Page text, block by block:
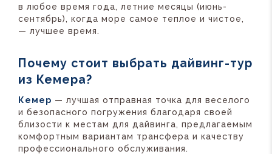
в любое время года, летние месяцы (июнь-
сентябрь), когда море самое теплое и чистое,
— лучшее время.
Почему стоит выбрать дайвинг-тур
из Кемера?
Кемер — лучшая отправная точка для веселого
и безопасного погружения благодаря своей
близости к местам для дайвинга, предлагаемым
комфортным вариантам трансфера и качеству
профессионального обслуживания.